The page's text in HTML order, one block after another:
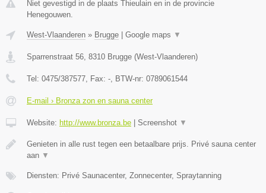
Niet gevestigd in de plaats Thieulain en in de provincie
Henegouwen.
West-Vlaanderen » Brugge Google maps ▼
Sparrenstraat 56, 8310 Brugge (West-Vlaanderen)
Tel: 0475/387577, Fax: -, BTW-nr: 0789061544
E-mail › Bronza zon en sauna center
Website: http://www.bronza.be Screenshot ▼
Genieten in alle rust tegen een betaalbare prijs. Privé sauna center
aan ▼
Diensten: Privé Saunacenter, Zonnecenter, Spraytanning